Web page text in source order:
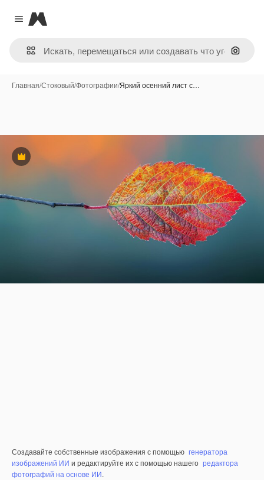
Close menu
Magnific
Поиск
Главная/Стоковый/Фотографии/Яркий осенний лист с…
Премиум
Создавайте собственные изображения с помощью генератора
изображений ИИ и редактируйте их с помощью нашего редактора
фотографий на основе ИИ.